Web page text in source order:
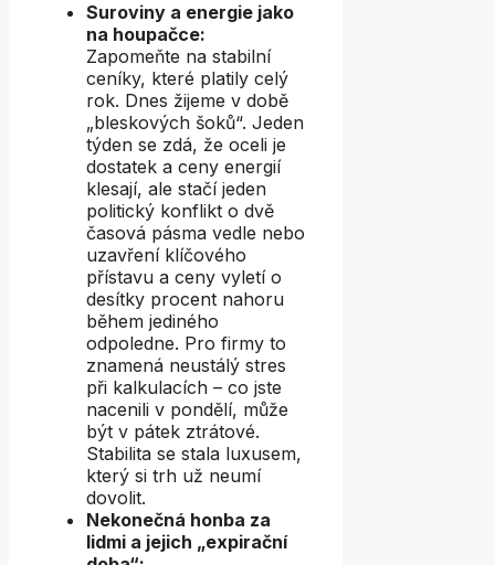
Suroviny a energie jako
na houpačce:
Zapomeňte na stabilní
ceníky, které platily celý
rok. Dnes žijeme v době
„bleskových šoků“. Jeden
týden se zdá, že oceli je
dostatek a ceny energií
klesají, ale stačí jeden
politický konflikt o dvě
časová pásma vedle nebo
uzavření klíčového
přístavu a ceny vyletí o
desítky procent nahoru
během jediného
odpoledne. Pro firmy to
znamená neustálý stres
při kalkulacích – co jste
nacenili v pondělí, může
být v pátek ztrátové.
Stabilita se stala luxusem,
který si trh už neumí
dovolit.
Nekonečná honba za
lidmi a jejich „expirační